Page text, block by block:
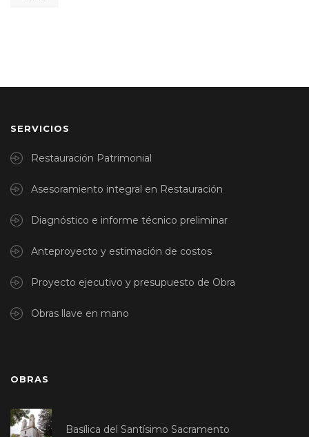
SERVICIOS
Restauración Patrimonial
Asesoramiento integral en Restauración
Diagnóstico e informe técnico preliminar
Anteproyecto y estimación de costos
Proyecto ejecutivo y presupuesto de Obra
Obras llave en mano
OBRAS
Basílica del Santísimo Sacramento